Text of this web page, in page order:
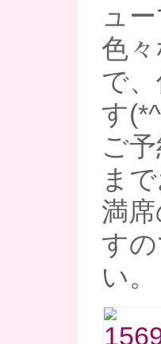
ュー
色
で
す
ご
ま
満
す
い。